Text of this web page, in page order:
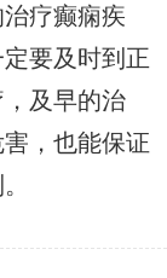
疗癫痫疾
要及时到正
及早的治
，也能保证